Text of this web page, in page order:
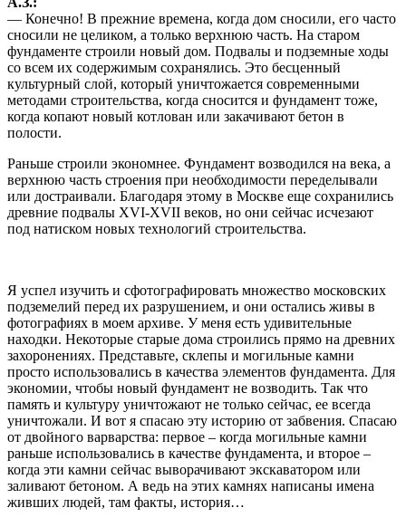
— Конечно! В прежние времена, когда дом сносили, его часто
сносили не целиком, а только верхнюю часть. На старом
фундаменте строили новый дом. Подвалы и подземные ходы
со всем их содержимым сохранялись. Это бесценный
культурный слой, который уничтожается современными
методами строительства, когда сносится и фундамент тоже,
когда копают новый котлован или закачивают бетон в
полости.
Раньше строили экономнее. Фундамент возводился на века, а
верхнюю часть строения при необходимости переделывали
или достраивали. Благодаря этому в Москве еще сохранились
древние подвалы XVI-XVII веков, но они сейчас исчезают
под натиском новых технологий строительства.
Я успел изучить и сфотографировать множество московских
подземелий перед их разрушением, и они остались живы в
фотографиях в моем архиве. У меня есть удивительные
находки. Некоторые старые дома строились прямо на древних
захоронениях. Представьте, склепы и могильные камни
просто использовались в качества элементов фундамента. Для
экономии, чтобы новый фундамент не возводить. Так что
память и культуру уничтожают не только сейчас, ее всегда
уничтожали. И вот я спасаю эту историю от забвения. Спасаю
от двойного варварства: первое – когда могильные камни
раньше использовались в качестве фундамента, и второе –
когда эти камни сейчас выворачивают экскаватором или
заливают бетоном. А ведь на этих камнях написаны имена
живших людей, там факты, история…